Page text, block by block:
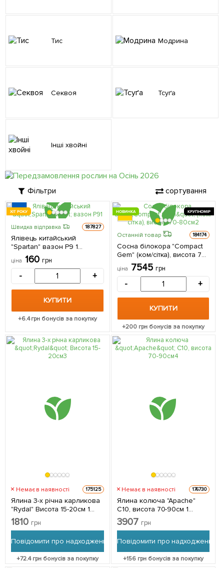
Тис Модрина
Секвоя Тсуґа
Інші хвойні
Фільтри сортування
ХІТ РОКУ
Швидка відправка 187827
Ялівець китайський
"Spartan" вазон P9 1
саджанець в упаковці
ціна 160 грн
- +
КУПИТИ
+6.4грн бонусів за покупку
КРУПНОМІР
НОВИНКА
Останній товар 184174
Сосна білокора "Compact
Gem" (ком/сітка), висота 70-
80см 1 саджанець в
упаковці
ціна 7545 грн
- +
КУПИТИ
+200 грн бонусів за покупку
Немає в наявності 175125
Ялина 3-х річна карликова
"Rydal" Висота 15-20см 1
саджанець в упаковці
1810 грн
Повідомити про надходження
+72.4грн бонусів за покупку
Немає в наявності 176730
Ялина колюча "Apache"
С10, висота 70-90см 1
саджанець в упаковці
3907 грн
Повідомити про надходження
+156 грн бонусів за покупку